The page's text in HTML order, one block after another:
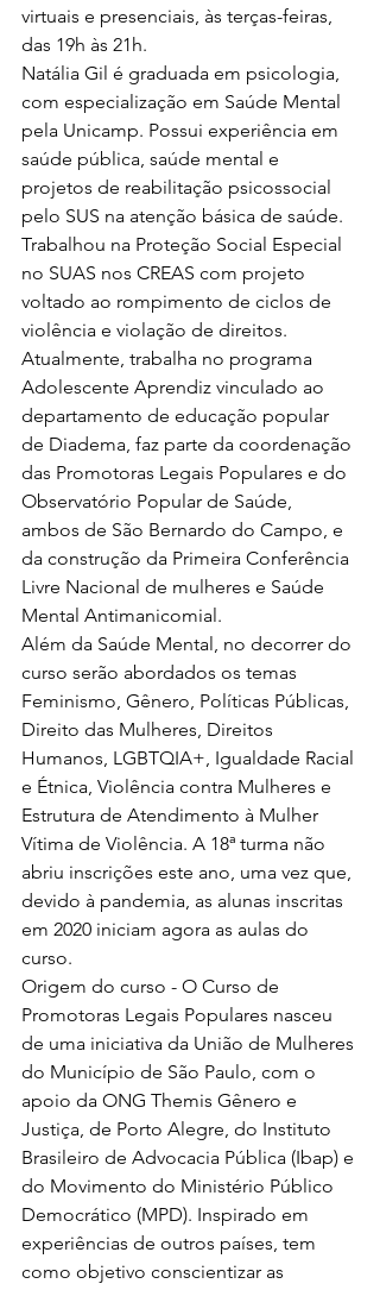
virtuais e presenciais, às terças-feiras,
das 19h às 21h.
Natália Gil é graduada em psicologia,
com especialização em Saúde Mental
pela Unicamp. Possui experiência em
saúde pública, saúde mental e
projetos de reabilitação psicossocial
pelo SUS na atenção básica de saúde.
Trabalhou na Proteção Social Especial
no SUAS nos CREAS com projeto
voltado ao rompimento de ciclos de
violência e violação de direitos.
Atualmente, trabalha no programa
Adolescente Aprendiz vinculado ao
departamento de educação popular
de Diadema, faz parte da coordenação
das Promotoras Legais Populares e do
Observatório Popular de Saúde,
ambos de São Bernardo do Campo, e
da construção da Primeira Conferência
Livre Nacional de mulheres e Saúde
Mental Antimanicomial.
Além da Saúde Mental, no decorrer do
curso serão abordados os temas
Feminismo, Gênero, Políticas Públicas,
Direito das Mulheres, Direitos
Humanos, LGBTQIA+, Igualdade Racial
e Étnica, Violência contra Mulheres e
Estrutura de Atendimento à Mulher
Vítima de Violência. A 18ª turma não
abriu inscrições este ano, uma vez que,
devido à pandemia, as alunas inscritas
em 2020 iniciam agora as aulas do
curso.
Origem do curso - O Curso de
Promotoras Legais Populares nasceu
de uma iniciativa da União de Mulheres
do Município de São Paulo, com o
apoio da ONG Themis Gênero e
Justiça, de Porto Alegre, do Instituto
Brasileiro de Advocacia Pública (Ibap) e
do Movimento do Ministério Público
Democrático (MPD). Inspirado em
experiências de outros países, tem
como objetivo conscientizar as